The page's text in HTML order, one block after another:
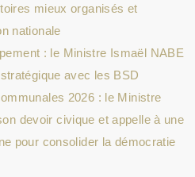
mieux organisés et
nationale
: le Ministre Ismaël NABE
avec les BSD
2026 : le Ministre
devoir civique et appelle à une
pour consolider la démocratie